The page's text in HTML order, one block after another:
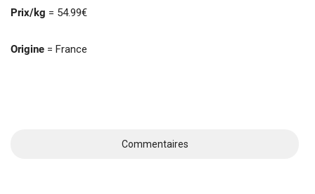
Prix/kg = 54.99€
Origine = France
Commentaires